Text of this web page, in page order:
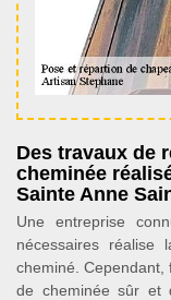
Des travaux de
cheminée
Sainte Anne
Une entreprise
nécessaires
cheminé.
de cheminée sûr et